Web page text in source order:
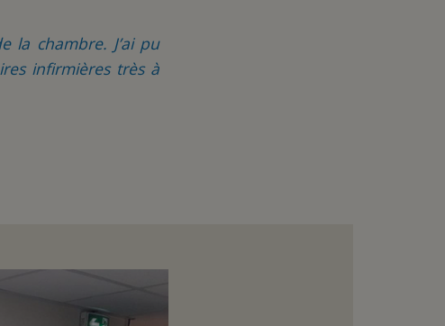
la chambre. J’ai pu
infirmières très à